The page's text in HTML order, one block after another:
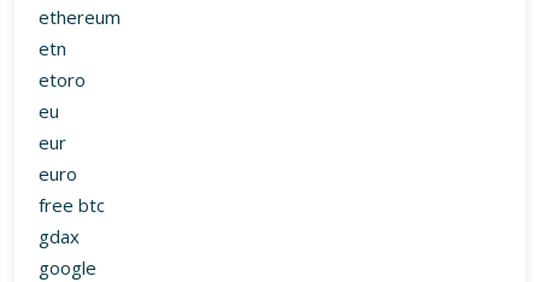
ethereum
etn
etoro
eu
eur
euro
free btc
gdax
google